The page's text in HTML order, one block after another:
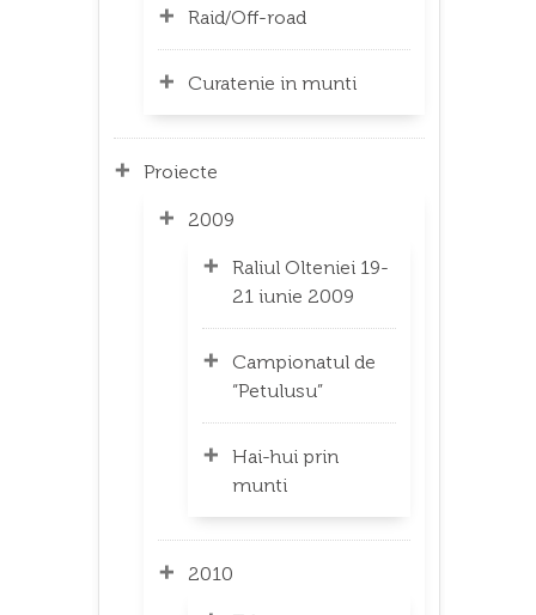
Raid/Off-road
Curatenie in munti
Proiecte
2009
Raliul Olteniei 19-
21 iunie 2009
Campionatul de
“Petulusu”
Hai-hui prin
munti
2010